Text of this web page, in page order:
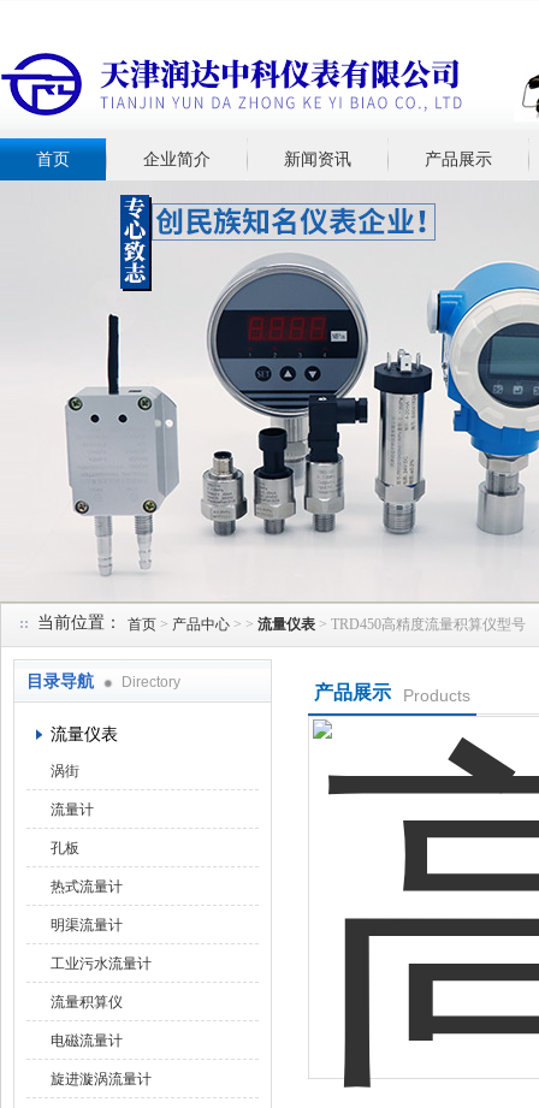
首页 企业简介 新闻资讯 产品展示
当前位置： 首页 > 产品中心 > > 流量仪表 > TRD450高精度流量积算仪型号
目录导航 Directory
流量仪表
涡街
流量计
孔板
热式流量计
明渠流量计
工业污水流量计
流量积算仪
电磁流量计
旋进漩涡流量计
产品展示 Products